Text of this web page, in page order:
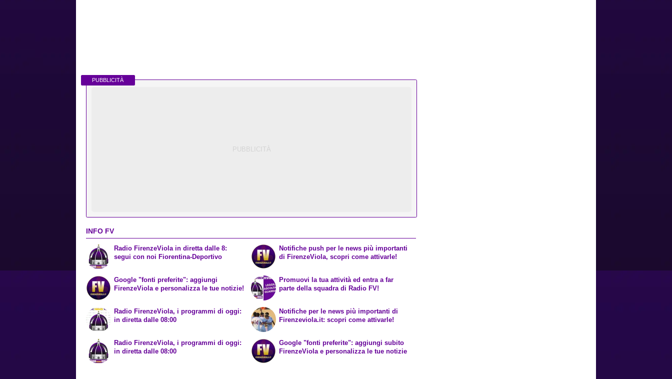
PUBBLICITÀ
INFO FV
Radio FirenzeViola in diretta dalle 8:
segui con noi Fiorentina-Deportivo
Google "fonti preferite": aggiungi
FirenzeViola e personalizza le tue notizie!
Notifiche push per le news più importanti
di FirenzeViola, scopri come attivarle!
Promuovi la tua attività ed entra a far
parte della squadra di Radio FV!
Radio FirenzeViola, i programmi di oggi:
in diretta dalle 08:00
Radio FirenzeViola, i programmi di oggi:
in diretta dalle 08:00
Notifiche per le news più importanti di
Firenzeviola.it: scopri come attivarle!
Google "fonti preferite": aggiungi subito
FirenzeViola e personalizza le tue notizie